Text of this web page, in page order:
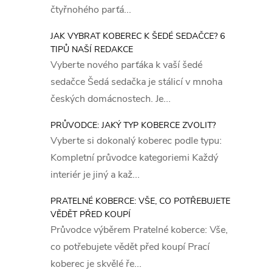
čtyřnohého parťá...
JAK VYBRAT KOBEREC K ŠEDÉ SEDAČCE? 6
TIPŮ NAŠÍ REDAKCE
Vyberte nového parťáka k vaší šedé
sedačce Šedá sedačka je stálicí v mnoha
českých domácnostech. Je...
PRŮVODCE: JAKÝ TYP KOBERCE ZVOLIT?
Vyberte si dokonalý koberec podle typu:
Kompletní průvodce kategoriemi Každý
interiér je jiný a kaž...
PRATELNÉ KOBERCE: VŠE, CO POTŘEBUJETE
VĚDĚT PŘED KOUPÍ
Průvodce výběrem Pratelné koberce: Vše,
co potřebujete vědět před koupí Prací
koberec je skvělé ře...